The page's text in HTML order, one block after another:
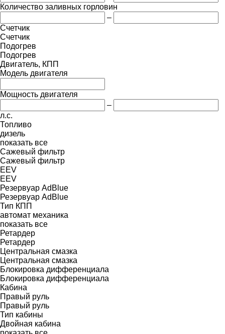
Количество заливных горловин
–
Счетчик
Счетчик
Подогрев
Подогрев
Двигатель, КПП
Модель двигателя
Мощность двигателя
–
л.с.
Топливо
дизель
показать все
Сажевый фильтр
Сажевый фильтр
EEV
EEV
Резервуар AdBlue
Резервуар AdBlue
Тип КПП
автомат механика
показать все
Ретардер
Ретардер
Центральная смазка
Центральная смазка
Блокировка дифференциала
Блокировка дифференциала
Кабина
Правый руль
Правый руль
Тип кабины
Двойная кабина